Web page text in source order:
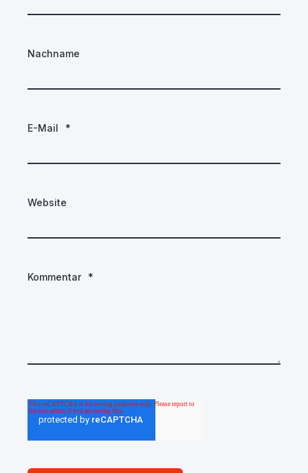
Nachname
E-Mail *
Website
Kommentar *